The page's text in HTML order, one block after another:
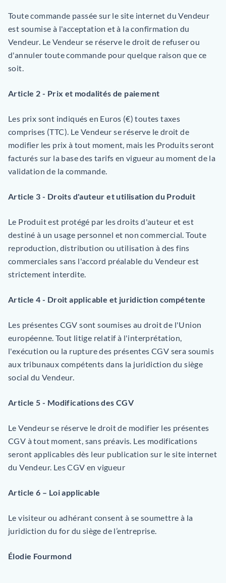
Toute commande passée sur le site internet du Vendeur
est soumise à l'acceptation et à la confirmation du
Vendeur. Le Vendeur se réserve le droit de refuser ou
d'annuler toute commande pour quelque raison que ce
soit.
Article 2 - Prix et modalités de paiement
Les prix sont indiqués en Euros (€) toutes taxes
comprises (TTC). Le Vendeur se réserve le droit de
modifier les prix à tout moment, mais les Produits seront
facturés sur la base des tarifs en vigueur au moment de la
validation de la commande.
Article 3 - Droits d'auteur et utilisation du Produit
Le Produit est protégé par les droits d'auteur et est
destiné à un usage personnel et non commercial. Toute
reproduction, distribution ou utilisation à des fins
commerciales sans l'accord préalable du Vendeur est
strictement interdite.
Article 4 - Droit applicable et juridiction compétente
Les présentes CGV sont soumises au droit de l'Union
européenne. Tout litige relatif à l'interprétation,
l'exécution ou la rupture des présentes CGV sera soumis
aux tribunaux compétents dans la juridiction du siège
social du Vendeur.
Article 5 - Modifications des CGV
Le Vendeur se réserve le droit de modifier les présentes
CGV à tout moment, sans préavis. Les modifications
seront applicables dès leur publication sur le site internet
du Vendeur. Les CGV en vigueur
Article 6 – Loi applicable
Le visiteur ou adhérant consent à se soumettre à la
juridiction du for du siège de l’entreprise.
Élodie Fourmond